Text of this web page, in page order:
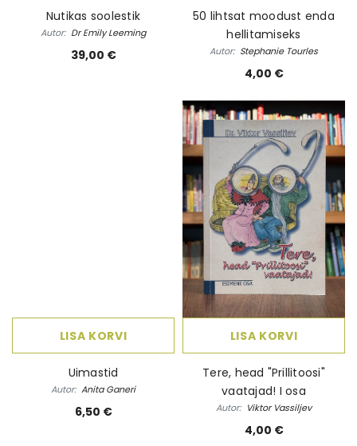
Nutikas soolestik
Autor: Dr Emily Leeming
39,00 €
50 lihtsat moodust enda
hellitamiseks
Autor: Stephanie Tourles
4,00 €
LISA KORVI
Uimastid
Autor: Anita Ganeri
6,50 €
LISA KORVI
Tere, head "Prillitoosi"
vaatajad! I osa
Autor: Viktor Vassiljev
4,00 €